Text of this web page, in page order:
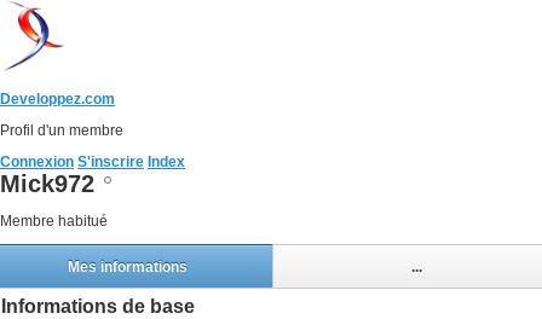
Developpez.com
Profil d'un membre
Connexion S'inscrire Index
Mick972
Membre habitué
Mes informations ...
Informations de base